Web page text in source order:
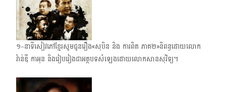
១–នាទីសៀវភៅខ្មែរសូមជូនរឿង«សុបិន និង ការពិត ភាគ២»និពន្ធដោយលោក
វ៉ាន់ឌី កាអុន និងរៀប​រៀងជា​អត្ថបទ​សំឡេង​ដោយលោកសានសុវិទ្យ។